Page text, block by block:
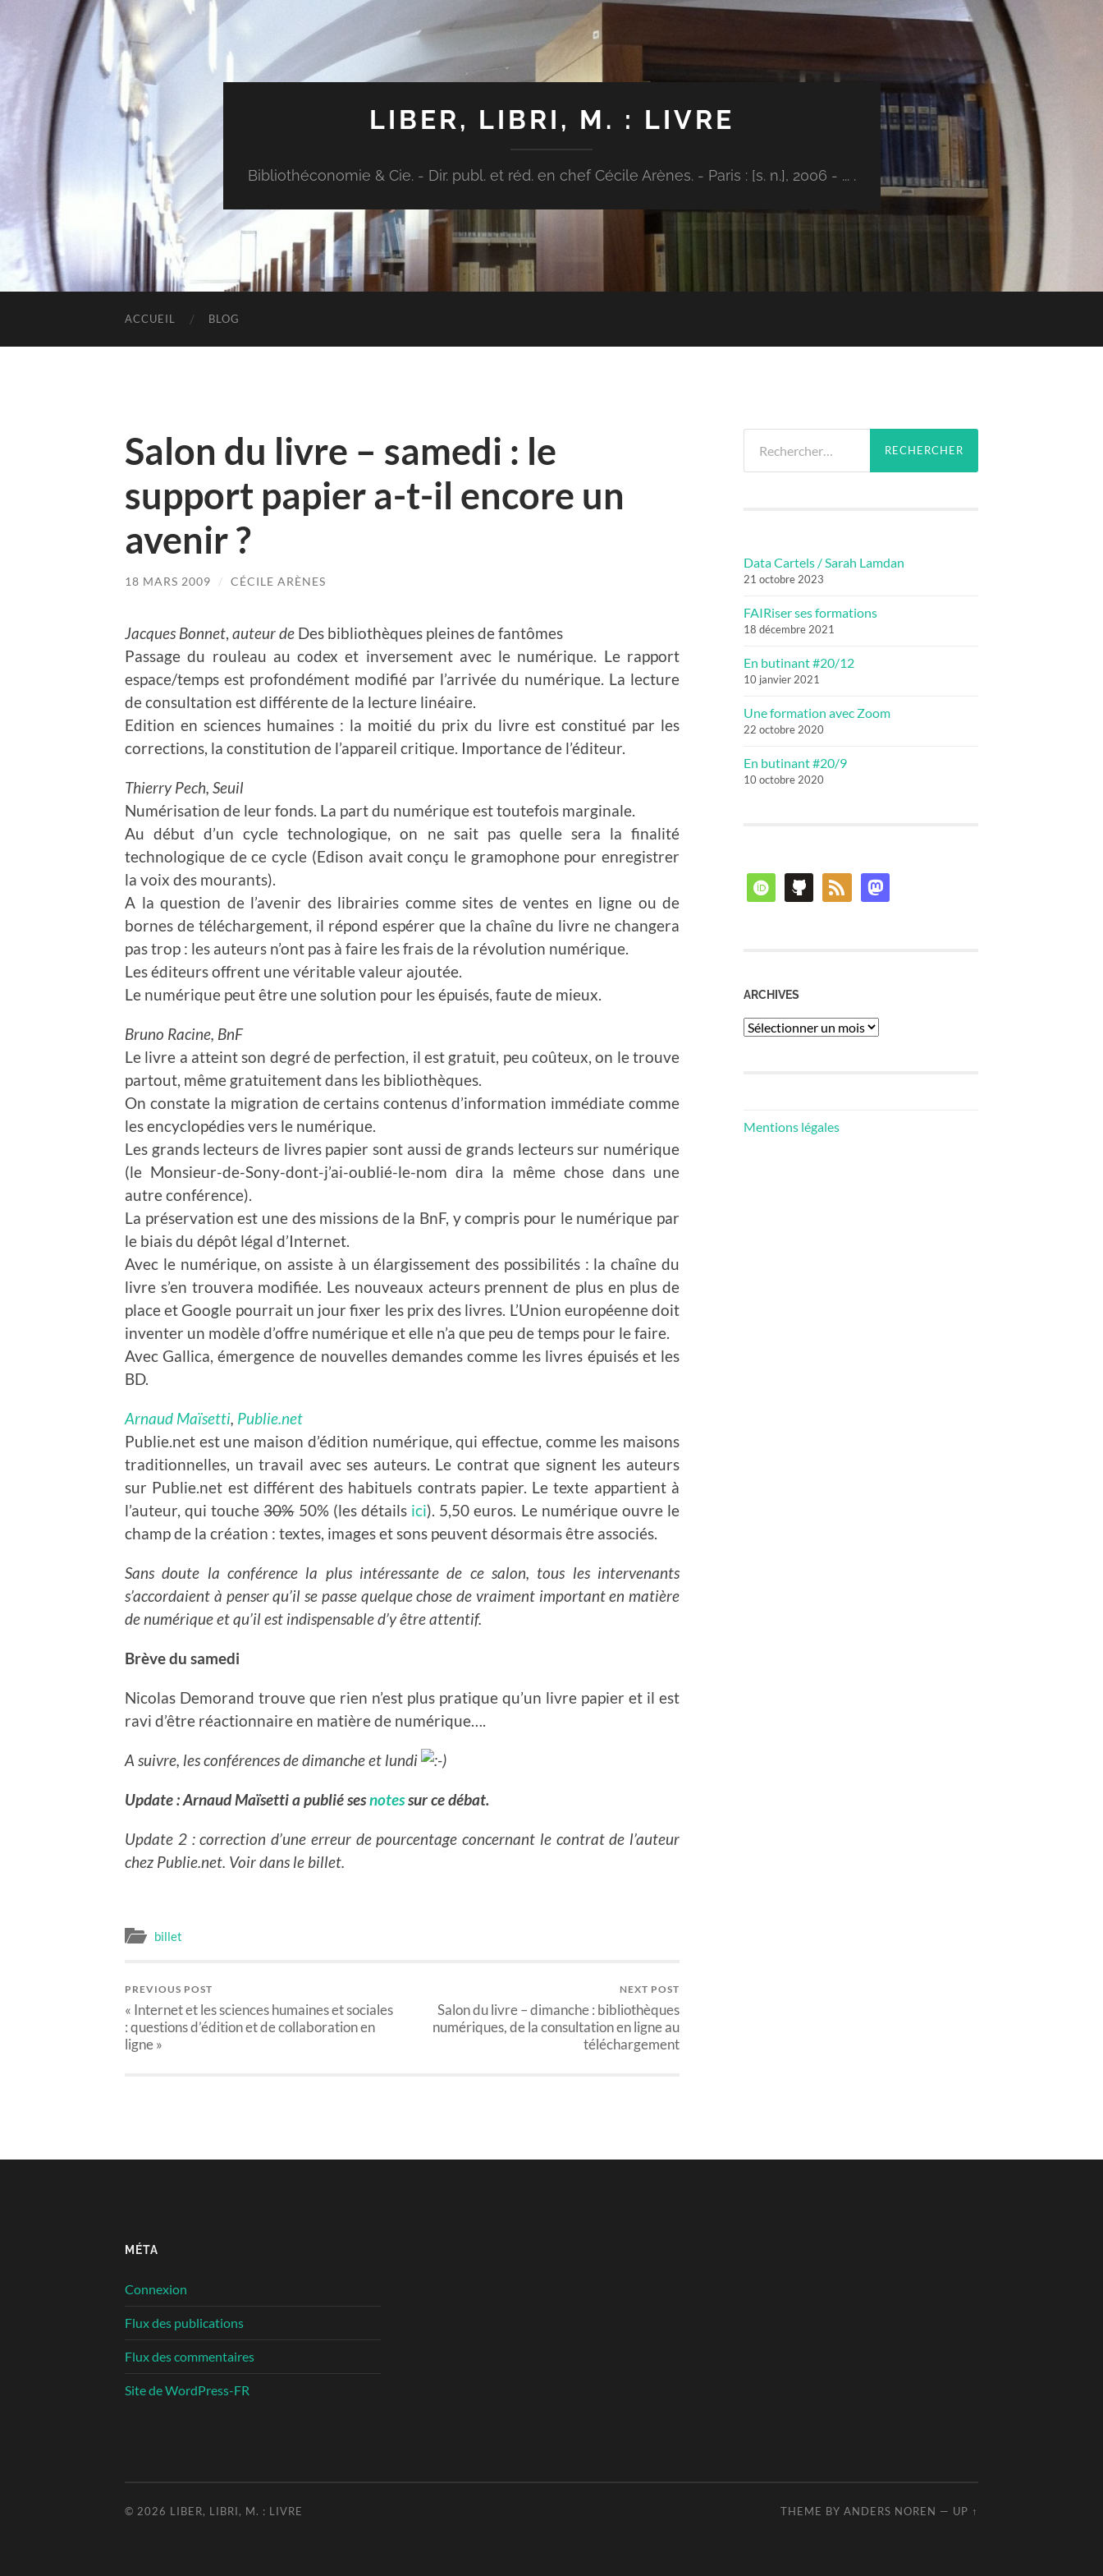
LIBER, LIBRI, M. : LIVRE
Bibliothéconomie & Cie. - Dir. publ. et réd. en chef Cécile Arènes. - Paris : [s. n.], 2006 - ... .
ACCUEIL BLOG
Salon du livre – samedi : le
support papier a-t-il encore un
avenir ?
18 MARS 2009 / CÉCILE ARÈNES
Jacques Bonnet auteur de Des bibliothèques pleines de fantômes
Passage du rouleau au codex et inversement avec le numérique. Le rapport
espace/temps est profondément modifié par l’arrivée du numérique. La lecture
de consultation est différente de la lecture linéaire.
Edition en sciences humaines : la moitié du prix du livre est constitué par les
corrections, la constitution de l’appareil critique. Importance de l’éditeur.
Thierry Pech, Seuil
Numérisation de leur fonds. La part du numérique est toutefois marginale.
Au début d’un cycle technologique, on ne sait pas quelle sera la finalité
technologique de ce cycle (Edison avait conçu le gramophone pour enregistrer
la voix des mourants).
A la question de l’avenir des librairies comme sites de ventes en ligne ou de
bornes de téléchargement, il répond espérer que la chaîne du livre ne changera
pas trop : les auteurs n’ont pas à faire les frais de la révolution numérique.
Les éditeurs offrent une véritable valeur ajoutée.
Le numérique peut être une solution pour les épuisés, faute de mieux.
Bruno Racine, BnF
Le livre a atteint son degré de perfection, il est gratuit, peu coûteux, on le trouve
partout, même gratuitement dans les bibliothèques.
On constate la migration de certains contenus d’information immédiate comme
les encyclopédies vers le numérique.
Les grands lecteurs de livres papier sont aussi de grands lecteurs sur numérique
(le Monsieur-de-Sony-dont-j’ai-oublié-le-nom dira la même chose dans une
autre conférence).
La préservation est une des missions de la BnF, y compris pour le numérique par
le biais du dépôt légal d’Internet.
Avec le numérique, on assiste à un élargissement des possibilités : la chaîne du
livre s’en trouvera modifiée. Les nouveaux acteurs prennent de plus en plus de
place et Google pourrait un jour fixer les prix des livres. L’Union européenne doit
inventer un modèle d’offre numérique et elle n’a que peu de temps pour le faire.
Avec Gallica, émergence de nouvelles demandes comme les livres épuisés et les
BD.
Arnaud Maïsetti Publie.net
Publie.net est une maison d’édition numérique, qui effectue, comme les maisons
traditionnelles, un travail avec ses auteurs. Le contrat que signent les auteurs
sur Publie.net est différent des habituels contrats papier. Le texte appartient à
l’auteur, qui touche30%50% (les détails ici). 5,50 euros. Le numérique ouvre le
champ de la création : textes, images et sons peuvent désormais être associés.
Sans doute la conférence la plus intéressante de ce salon, tous les intervenants
s’accordaient à penser qu’il se passe quelque chose de vraiment important en matière
de numérique et qu’il est indispensable d’y être attentif.
Brève du samedi
Nicolas Demorand trouve que rien n’est plus pratique qu’un livre papier et il est
ravi d’être réactionnaire en matière de numérique….
A suivre, les conférences de dimanche et lundi
Update : Arnaud Maïsetti a publié sesnotessur ce débat.
Update 2 : correction d’une erreur de pourcentage concernant le contrat de l’auteur
chez Publie.net. Voir dans le billet.
billet
PREVIOUS POST
« Internet et les sciences humaines et sociales
: questions d’édition et de collaboration en
ligne »
NEXT POST
Salon du livre – dimanche : bibliothèques
numériques, de la consultation en ligne au
téléchargement
Data Cartels / Sarah Lamdan
21 octobre 2023
FAIRiser ses formations
18 décembre 2021
En butinant #20/12
10 janvier 2021
Une formation avec Zoom
22 octobre 2020
En butinant #20/9
10 octobre 2020
orcid github rss mastodon
ARCHIVES
Archives
Mentions légales
MÉTA
Connexion
Flux des publications
Flux des commentaires
Site de WordPress-FR
© 2026 LIBER, LIBRI, M. : LIVRE THEME BY ANDERS NOREN — UP ↑